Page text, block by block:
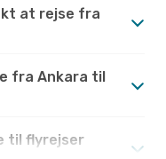
at rejse fra
fra Ankara til
til flyrejser